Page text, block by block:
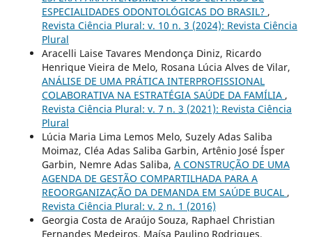
ESPECIALIDADES ODONTOLÓGICAS DO BRASIL? ,
Revista Ciência Plural: v. 10 n. 3 (2024): Revista Ciência
Plural
Aracelli Laise Tavares Mendonça Diniz, Ricardo
Henrique Vieira de Melo, Rosana Lúcia Alves de Vilar,
ANÁLISE DE UMA PRÁTICA INTERPROFISSIONAL
COLABORATIVA NA ESTRATÉGIA SAÚDE DA FAMÍLIA ,
Revista Ciência Plural: v. 7 n. 3 (2021): Revista Ciência
Plural
Lúcia Maria Lima Lemos Melo, Suzely Adas Saliba
Moimaz, Cléa Adas Saliba Garbin, Artênio José Ísper
Garbin, Nemre Adas Saliba, A CONSTRUÇÃO DE UMA
AGENDA DE GESTÃO COMPARTILHADA PARA A
REOORGANIZAÇÃO DA DEMANDA EM SAÚDE BUCAL ,
Revista Ciência Plural: v. 2 n. 1 (2016)
Georgia Costa de Araújo Souza, Raphael Christian
Fernandes Medeiros, Maísa Paulino Rodrigues,